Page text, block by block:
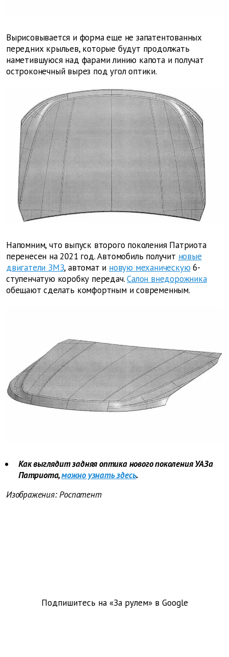
Вырисовывается и форма еще не запатентованных
передних крыльев, которые будут продолжать
наметившуюся над фарами линию капота и получат
остроконечный вырез под угол оптики.
Напомним, что выпуск второго поколения Патриота
перенесен на 2021 год. Автомобиль получит новые
двигатели ЗМЗ, автомат и новую механическую 6-
ступенчатую коробку передач. Салон внедорожника
обещают сделать комфортным и современным.
Как выглядит задняя оптика нового поколения УАЗа
Патриота,можно узнать здесь.
Изображения: Роспатент
Подпишитесь на «За рулем» в Google